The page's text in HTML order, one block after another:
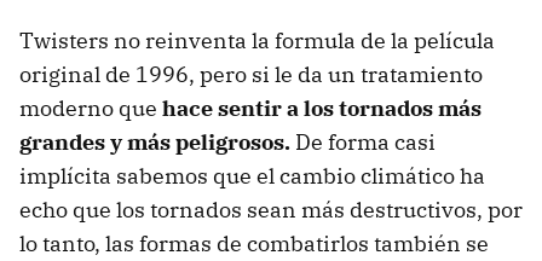
Twisters no reinventa la formula de la película
original de 1996, pero si le da un tratamiento
moderno que hace sentir a los tornados más
grandes y más peligrosos. De forma casi
implícita sabemos que el cambio climático ha
echo que los tornados sean más destructivos, por
lo tanto, las formas de combatirlos también se